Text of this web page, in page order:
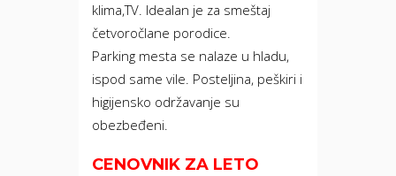
klima,TV. Idealan je za smeštaj
četvoročlane porodice.
Parking mesta se nalaze u hladu,
ispod same vile. Posteljina, peškiri i
higijensko održavanje su
obezbeđeni.
CENOVNIK ZA LETO